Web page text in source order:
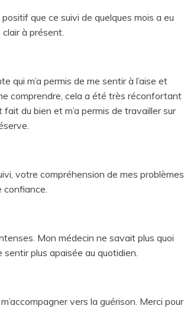
que ce suivi de quelques mois a eu
clair à présent.
m’a permis de me sentir à l’aise et
comprendre, cela a été très réconfortant
du bien et m’a permis de travailler sur
votre compréhension de mes problèmes
confiance.
Mon médecin ne savait plus quoi
sentir plus apaisée au quotidien.
vers la guérison. Merci pour